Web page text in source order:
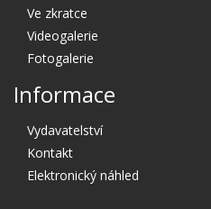
Ve zkratce
Videogalerie
Fotogalerie
Informace
Vydavatelství
Kontakt
Elektronický náhled